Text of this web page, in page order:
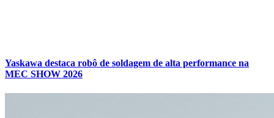
Yaskawa destaca robô de soldagem de alta performance na
MEC SHOW 2026